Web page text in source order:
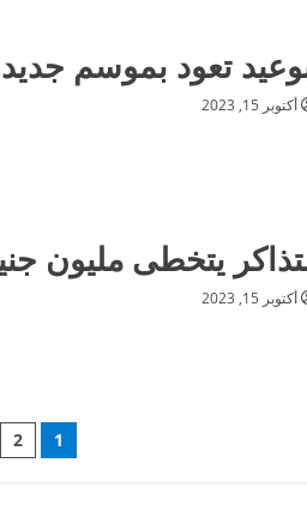
تعود بموسم
أكتوبر 15, 2023
يتخطى مليون
أكتوبر 15, 2023
Posts
1
2